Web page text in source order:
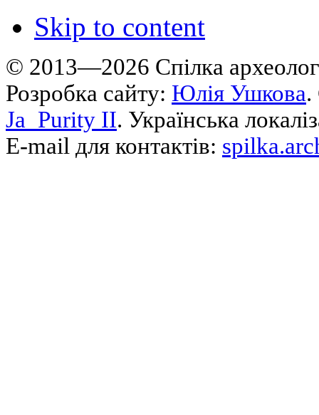
Skip to content
© 2013—2026 Cпілка
Розробка сайту: Юлія Ушкова.
Ja_Purity II. Українська
E-mail для контактів: